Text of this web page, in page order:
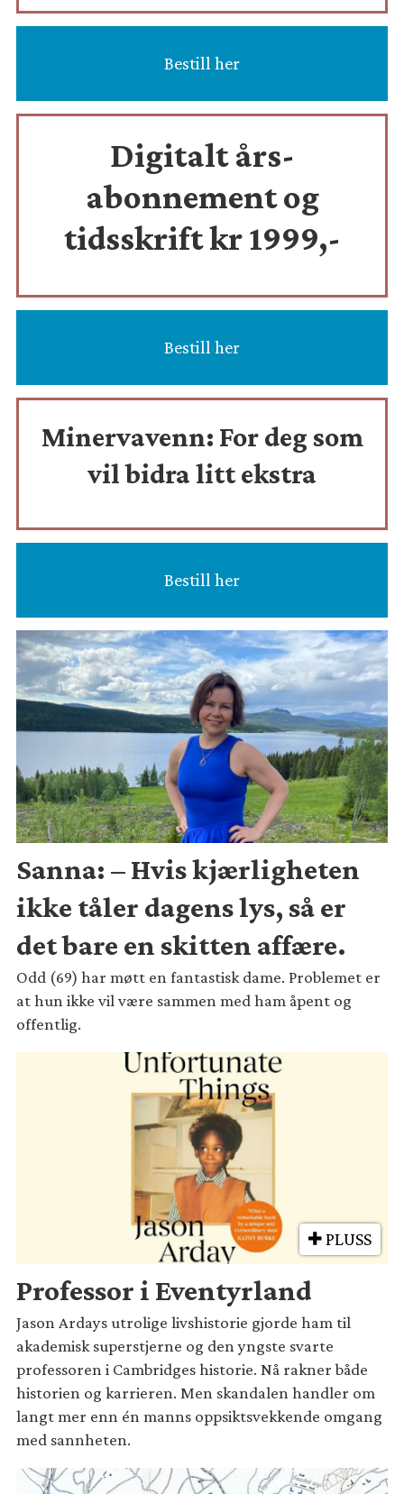
Bestill her
Digitalt års-
abonnement og
tidsskriftkr 1999,-
Bestill her
Minervavenn: For deg som
vil bidra litt ekstra
Bestill her
Sanna: – Hvis kjærligheten
ikke tåler dagens lys, så er
det bare en skitten affære.
Odd (69) har møtt en fantastisk dame. Problemet er
at hun ikke vil være sammen med ham åpent og
offentlig.
PLUSS
Professor i Eventyrland
Jason Ardays utrolige livshistorie gjorde ham til
akademisk superstjerne og den yngste svarte
professoren i Cambridges historie. Nå rakner både
historien og karrieren. Men skandalen handler om
langt mer enn én manns oppsiktsvekkende omgang
med sannheten.